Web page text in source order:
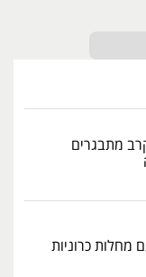
מתבגרים
מחלות כרוניות